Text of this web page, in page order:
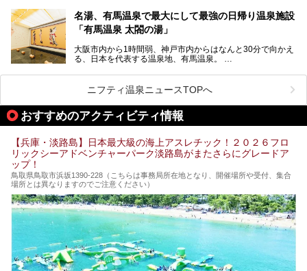
きます！
ング西日本1位、2年連続「ベストオブ宿泊賞」に輝いた
「神戸みなと温泉 蓮」の魅力に迫りました！
名湯、有馬温泉で最大にして最強の日帰り温泉施設
「有馬温泉 太閤の湯」
大阪市内から1時間弱、神戸市内からはなんと30分で向かえ
る、日本を代表する温泉地、有馬温泉。
有名な「金泉」と「銀泉」に加え、人工のの炭酸泉まで楽し
める、ある意味「最強」ともいえる施設です。
今回は自慢のお湯をメインにその魅力の数々を紹介します！
ニフティ温泉ニュースTOPへ
おすすめのアクティビティ情報
【兵庫・淡路島】日本最大級の海上アスレチック！２０２６フロ
リックシーアドベンチャーパーク淡路島がまたさらにグレードア
ップ！
鳥取県鳥取市浜坂1390‐228（こちらは事務局所在地となり、開催場所や受付、集合
場所とは異なりますのでご注意ください）